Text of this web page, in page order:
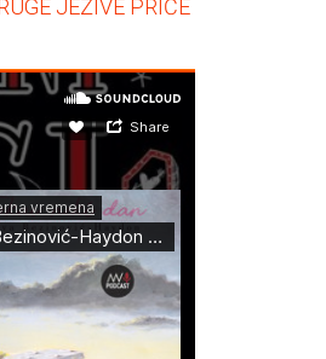
JEZIVE PRIČE